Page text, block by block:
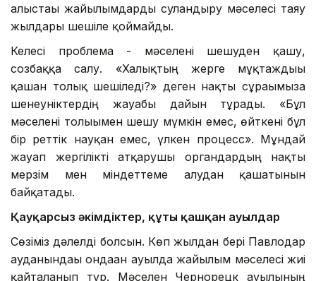
алыстағы жайылымдарды суландыру мәселесі таяу
жылдары шешіле қоймайды.
Келесі проблема - мәселені шешуден қашу,
созбаққа салу. «Халықтың жерге мұқтаждығы
қашан толық шешіледі?» деген нақты сұрағымызға
шенеуніктердің жауабы дайын тұрады. «Бұл
мәселені толығымен шешу мүмкін емес, өйткені бұл
бір реттік науқан емес, үлкен процесс». Мұндай
жауап жергілікті атқарушы органдардың нақты
мерзім мен міндеттеме алудан қашатынын
байқатады.
Қауқарсыз әкімдіктер, құты қашқан ауылдар
Сөзіміз дәлелді болсын. Көп жылдан бері Павлодар
ауданындағы ондаған ауылда жайылым мәселесі жиі
қайталанып тұр. Мәселен Чернорецк ауылының